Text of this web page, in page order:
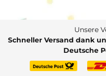
Unsere
Schneller Versand dank
Deutsche